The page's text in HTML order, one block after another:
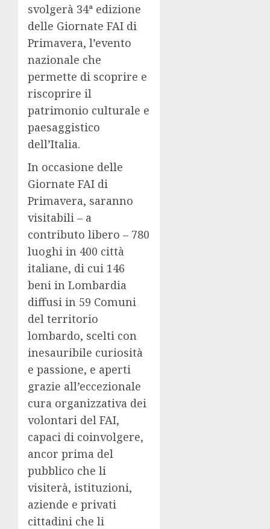
svolgerà 34ª edizione
delle Giornate FAI di
Primavera, l’evento
nazionale che
permette di scoprire e
riscoprire il
patrimonio culturale e
paesaggistico
dell’Italia.
In occasione delle
Giornate FAI di
Primavera, saranno
visitabili – a
contributo libero – 780
luoghi in 400 città
italiane, di cui 146
beni in Lombardia
diffusi in 59 Comuni
del territorio
lombardo, scelti con
inesauribile curiosità
e passione, e aperti
grazie all’eccezionale
cura organizzativa dei
volontari del FAI,
capaci di coinvolgere,
ancor prima del
pubblico che li
visiterà, istituzioni,
aziende e privati
cittadini che li